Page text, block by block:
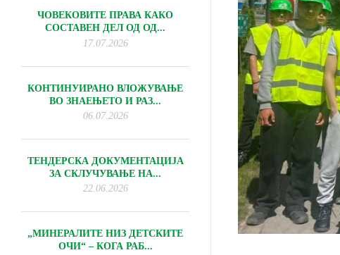
ЧОВЕКОВИТЕ ПРАВА КАКО
СОСТАВЕН ДЕЛ ОД ОД...
17.07.2026
КОНТИНУИРАНО ВЛОЖУВАЊЕ
ВО ЗНАЕЊЕТО И РАЗ...
06.07.2026
ТЕНДЕРСКА ДОКУМЕНТАЦИЈА
ЗА СКЛУЧУВАЊЕ НА...
22.06.2026
„МИНЕРАЛИТЕ НИЗ ДЕТСКИТЕ
ОЧИ“ – КОГА РАБ...